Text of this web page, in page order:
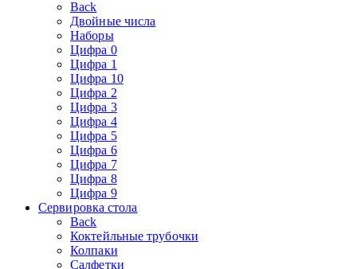
Back
Двойные числа
Наборы
Цифра 0
Цифра 1
Цифра 10
Цифра 2
Цифра 3
Цифра 4
Цифра 5
Цифра 6
Цифра 7
Цифра 8
Цифра 9
Сервировка стола
Back
Коктейльные трубочки
Колпаки
Салфетки